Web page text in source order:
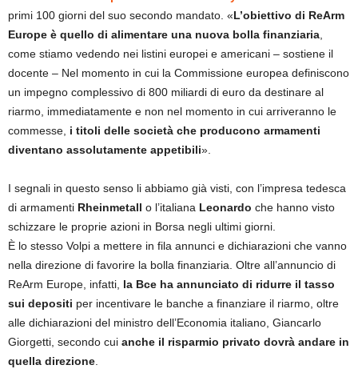
primi 100 giorni del suo secondo mandato. «L’obiettivo di ReArm
Europe è quello di alimentare una nuova bolla finanziaria,
come stiamo vedendo nei listini europei e americani – sostiene il
docente – Nel momento in cui la Commissione europea definiscono
un impegno complessivo di 800 miliardi di euro da destinare al
riarmo, immediatamente e non nel momento in cui arriveranno le
commesse, i titoli delle società che producono armamenti
diventano assolutamente appetibili».
I segnali in questo senso li abbiamo già visti, con l’impresa tedesca
di armamenti Rheinmetall o l’italiana Leonardo che hanno visto
schizzare le proprie azioni in Borsa negli ultimi giorni.
È lo stesso Volpi a mettere in fila annunci e dichiarazioni che vanno
nella direzione di favorire la bolla finanziaria. Oltre all’annuncio di
ReArm Europe, infatti, la Bce ha annunciato di ridurre il tasso
sui depositi per incentivare le banche a finanziare il riarmo, oltre
alle dichiarazioni del ministro dell’Economia italiano, Giancarlo
Giorgetti, secondo cui anche il risparmio privato dovrà andare in
quella direzione.